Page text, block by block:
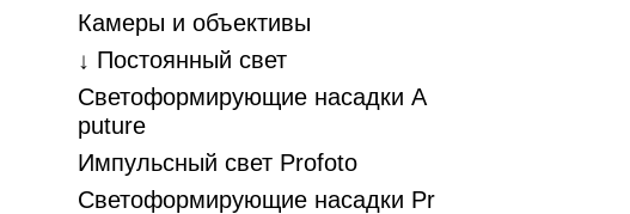
Камеры и объективы
↓ Постоянный свет
Светоформирующие насадки A
puture
Импульсный свет Profoto
Светоформирующие насадки Pr